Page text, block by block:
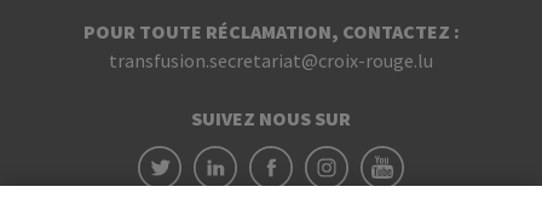
POUR TOUTE RÉCLAMATION, CONTACTEZ :
transfusion.secretariat@croix-rouge.lu
SUIVEZ NOUS SUR